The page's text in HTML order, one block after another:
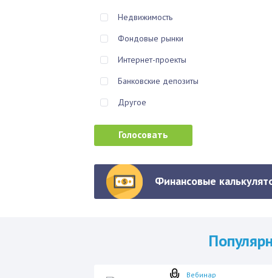
Недвижимость
Фондовые рынки
Интернет-проекты
Банковские депозиты
Другое
Финансовые
Вебинар